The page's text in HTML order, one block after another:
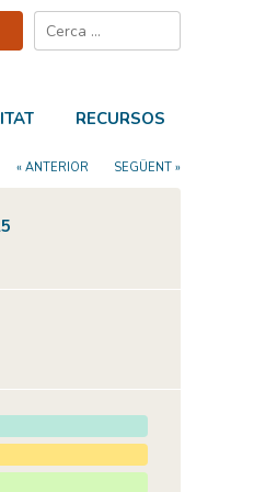
RECURSOS
« ANTERIOR SEGÜENT »